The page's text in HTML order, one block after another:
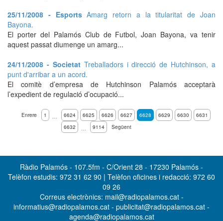
25/11/2008 - EsportsAmarg retorn a la titularitat de Joan
Bayona.
El porter del Palamós Club de Futbol, Joan Bayona, va tenir
aquest passat diumenge un amarg...
24/11/2008 - Societat Treballadors i direcció de Hutchinson, a
punt d'arribar a un acord.
El comitè d’empresa de Hutchinson Palamós acceptarà
l’expedient de regulació d’ocupació...
Enrere 1 … 6624 6625 6626 6627 6628 6629 6630
6631
6632
… 9114 Següent
Ràdio Palamós - 107.5fm - C/Orient 28 - 17230 Palamós -
Telèfon estudis: 972 31 62 90 | Telèfon oficines i redacció: 972 60
09 26
Correus electrònics: mail@radiopalamos.cat -
informatius@radiopalamos.cat - publicitat@radiopalamos.cat -
agenda@radiopalamos.cat